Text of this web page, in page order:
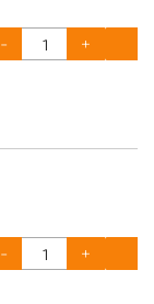
- +
- +